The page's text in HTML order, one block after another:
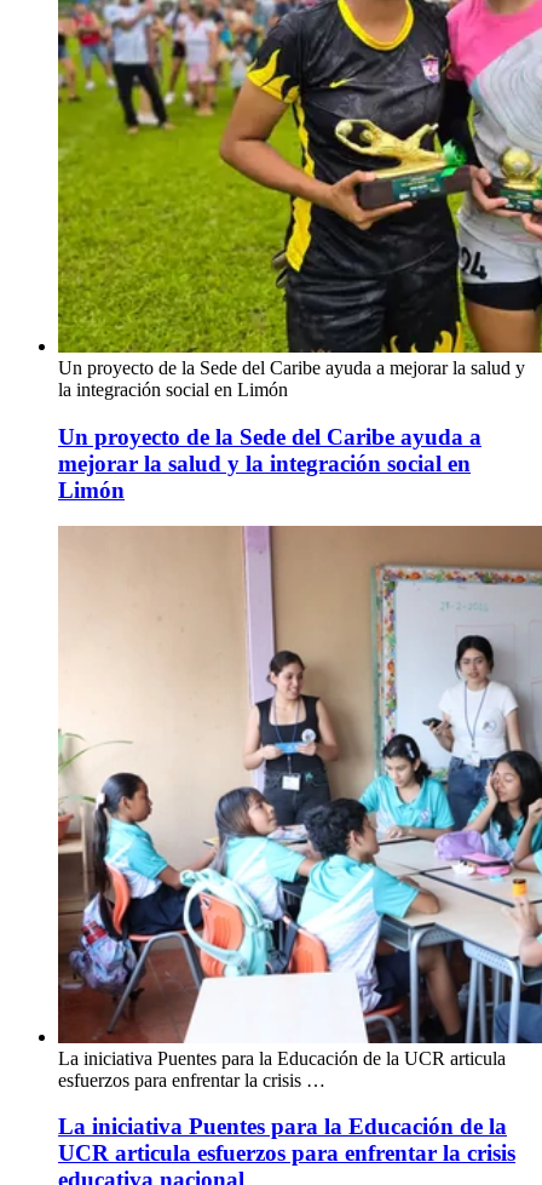
Un proyecto de la Sede del Caribe ayuda a mejorar la salud y
la integración social en Limón
Un proyecto de la Sede del Caribe ayuda a
mejorar la salud y la integración social en
Limón
La iniciativa Puentes para la Educación de la UCR articula
esfuerzos para enfrentar la crisis …
La iniciativa Puentes para la Educación de la
UCR articula esfuerzos para enfrentar la crisis